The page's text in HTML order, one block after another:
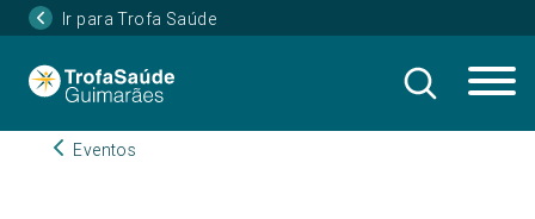
Ir para Trofa Saúde
Eventos